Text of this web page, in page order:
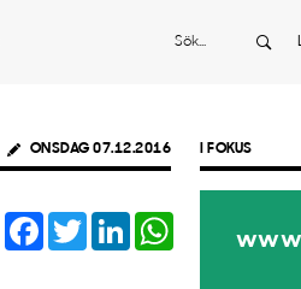
Sök
ONSDAG 07.12.2016
Facebook
TwitterLinkedIn
I FOKUS